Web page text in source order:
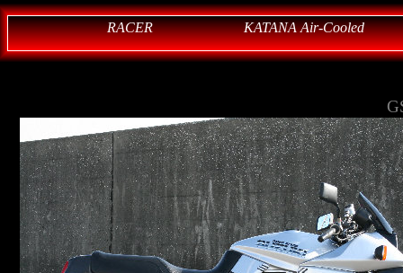
RACER KATANA Air-Cooled